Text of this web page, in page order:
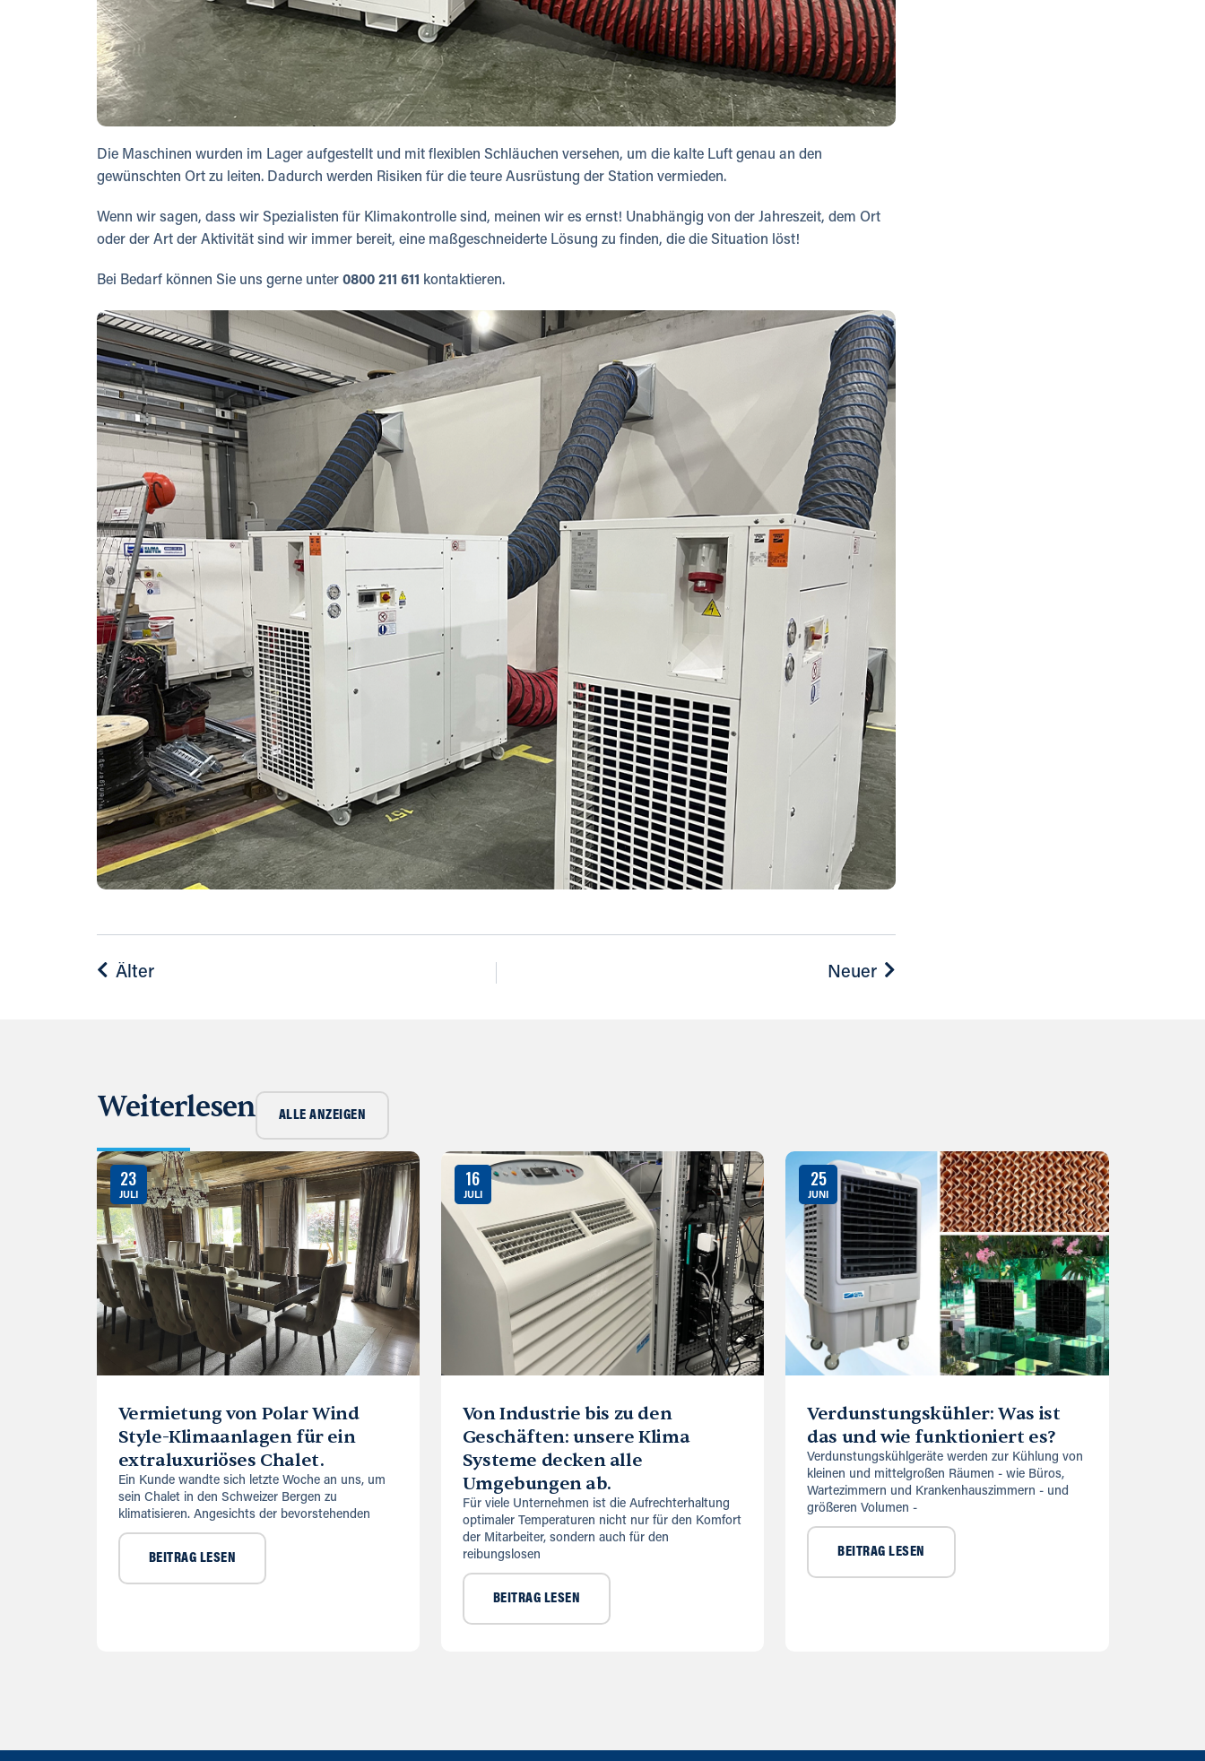
Die Maschinen wurden im Lager aufgestellt und mit flexiblen Schläuchen versehen, um die kalte Luft genau an den
gewünschten Ort zu leiten. Dadurch werden Risiken für die teure Ausrüstung der Station vermieden.
Wenn wir sagen, dass wir Spezialisten für Klimakontrolle sind, meinen wir es ernst! Unabhängig von der Jahreszeit, dem Ort
oder der Art der Aktivität sind wir immer bereit, eine maßgeschneiderte Lösung zu finden, die die Situation löst!
Bei Bedarf können Sie uns gerne unter 0800 211 611 kontaktieren.
Älter Neuer
Weiterlesen ALLE ANZEIGEN
23
JULI
Vermietung von Polar Wind
Style-Klimaanlagen für ein
extraluxuriöses Chalet.
Ein Kunde wandte sich letzte Woche an uns, um
sein Chalet in den Schweizer Bergen zu
klimatisieren. Angesichts der bevorstehenden
BEITRAG LESEN
16
JULI
Von Industrie bis zu den
Geschäften: unsere Klima
Systeme decken alle
Umgebungen ab.
Für viele Unternehmen ist die Aufrechterhaltung
optimaler Temperaturen nicht nur für den Komfort
der Mitarbeiter, sondern auch für den
reibungslosen
BEITRAG LESEN
25
JUNI
Verdunstungskühler: Was ist
das und wie funktioniert es?
Verdunstungskühlgeräte werden zur Kühlung von
kleinen und mittelgroßen Räumen - wie Büros,
Wartezimmern und Krankenhauszimmern - und
größeren Volumen -
BEITRAG LESEN